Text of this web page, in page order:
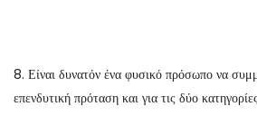
8. Είναι δυνατόν ένα φυσικό πρόσωπο να
επενδυτική πρόταση και για τις δύο